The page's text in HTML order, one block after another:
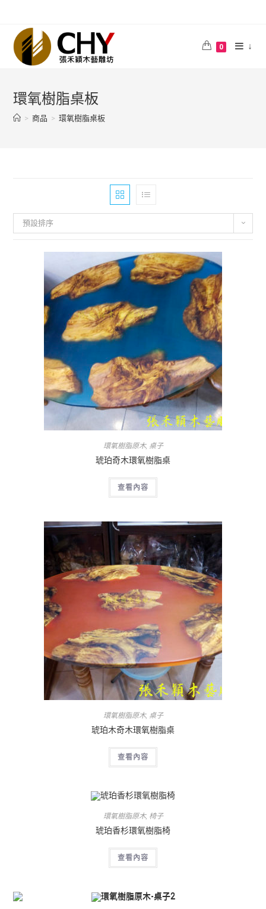
0 ↓
環氧樹脂桌板
> 商品 > 環氧樹脂桌板
預設排序
環氧樹脂原木, 桌子
琥珀奇木環氧樹脂桌
查看內容
環氧樹脂原木, 桌子
琥珀木奇木環氧樹脂桌
查看內容
環氧樹脂原木, 椅子
琥珀香杉環氧樹脂椅
查看內容